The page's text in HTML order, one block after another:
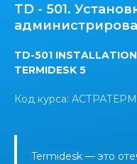
TD - 501.
TD-501
TERMIDESK 5
Код курса: АСТРАТЕРМ
Termidesk — это